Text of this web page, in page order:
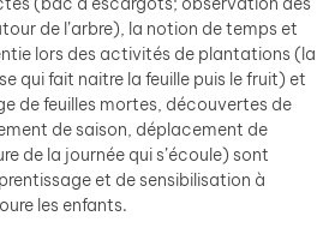
de l’arbre), la notion de temps et
lors des activités de plantations (la
qui fait naitre la feuille puis le fruit) et
de feuilles mortes, découvertes de
de saison, déplacement de
de la journée qui s’écoule) sont
et de sensibilisation à
les enfants.